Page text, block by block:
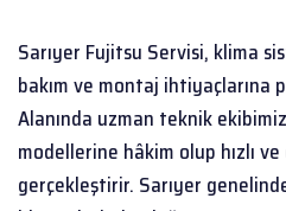
Sarıyer Fujitsu Servisi, klima
bakım ve montaj ihtiyaçlarına
Alanında uzman teknik
modellerine hâkim olup hızlı
gerçekleştirir. Sarıyer